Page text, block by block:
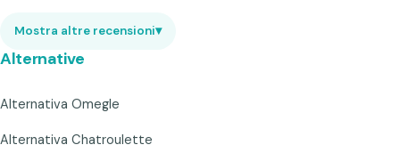
Mostra altre recensioni▾
Alternative
Alternativa Omegle
Alternativa Chatroulette